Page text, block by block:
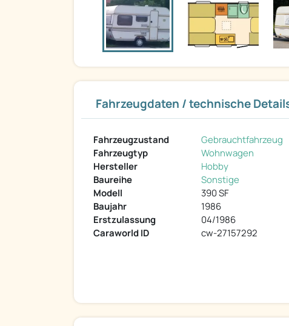
Fahrzeugdaten / technische
Fahrzeugzustand
Gebrauchtfahrzeug
Fahrzeugtyp
Wohnwagen
Hersteller
Hobby
Baureihe
Sonstige
Modell
390 SF
Baujahr
1986
Erstzulassung
04/1986
Caraworld ID
cw-27157292